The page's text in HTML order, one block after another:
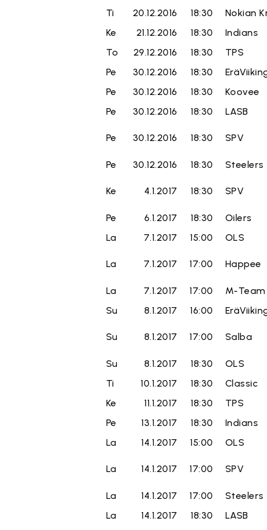
Ti
20.12.2016 18:30
Nokian
Ke
21.12.2016 18:30
Indians
To
29.12.2016 18:30
TPS
Pe
30.12.2016 18:30
Pe
30.12.2016 18:30
Koovee
Pe
30.12.2016 18:30 LASB
Pe 30.12.2016 18:30 SPV
Pe 30.12.2016 18:30 Steelers
Ke 4.1.2017 18:30 SPV
Pe 6.1.2017 18:30
Oilers
La
7.1.2017 15:00 OLS
La 7.1.2017 17:00 Happee
La 7.1.2017 17:00
M-Team
Su
8.1.2017 16:00
Su 8.1.2017 17:00 Salba
Su 8.1.2017 18:30
OLS
Ti
10.1.2017 18:30
Classic
Ke
11.1.2017 18:30
TPS
Pe
13.1.2017 18:30
Indians
La
14.1.2017 15:00 OLS
La 14.1.2017 17:00 SPV
La 14.1.2017 17:00
Steelers
La
14.1.2017 18:30 LASB